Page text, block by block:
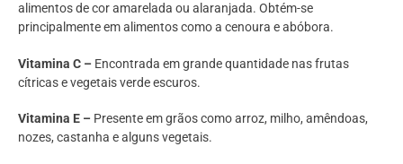
alimentos de cor amarelada ou alaranjada. Obtém-se
principalmente em alimentos como a cenoura e abóbora.
Vitamina C – Encontrada em grande quantidade nas frutas
cítricas e vegetais verde escuros.
Vitamina E – Presente em grãos como arroz, milho, amêndoas,
nozes, castanha e alguns vegetais.